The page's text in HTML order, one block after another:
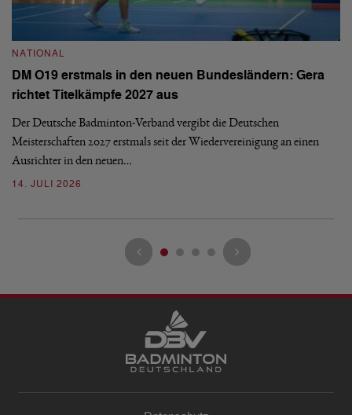
NATIONAL
DM O19 erstmals in den neuen Bundesländern: Gera
richtet Titelkämpfe 2027 aus
Der Deutsche Badminton-Verband vergibt die Deutschen
Meisterschaften 2027 erstmals seit der Wiedervereinigung an einen
Ausrichter in den neuen…
14. JULI 2026